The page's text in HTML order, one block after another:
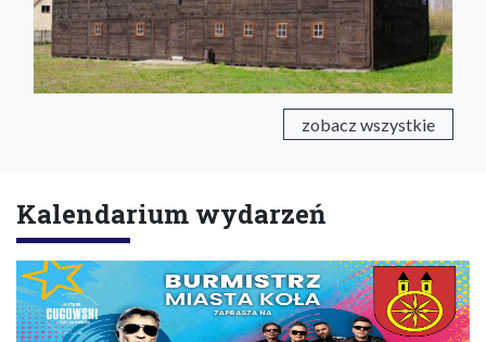
zobacz wszystkie
Kalendarium wydarzeń